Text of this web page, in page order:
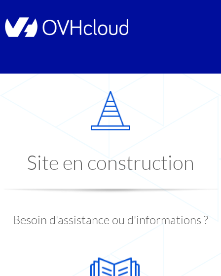
Site en construction
Besoin d'assistance ou d'informations ?